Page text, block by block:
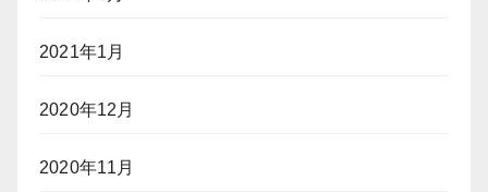
2021年1月
2020年12月
2020年11月